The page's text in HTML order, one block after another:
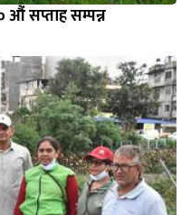
औं सप्ताह सम्पन्न